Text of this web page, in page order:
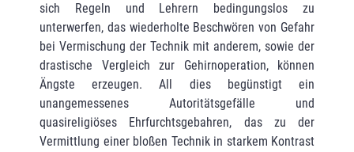
sich Regeln und Lehrern bedingungslos zu
unterwerfen, das wiederholte Beschwören von Gefahr
bei Vermi­schung der Technik mit anderem, sowie der
drastische Vergleich zur Gehirnoperation, können
Ängste erzeugen. All dies begünstigt ein
unangemessenes Autoritätsgefälle und
quasireligiöses Ehrfurchtsgebahren, das zu der
Vermittlung einer bloßen Technik in starkem Kontrast